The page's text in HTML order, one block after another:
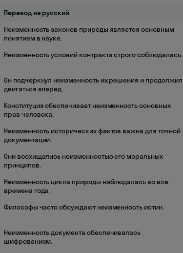
Перевод на русский
Неизменность законов природы является основным
понятием в науке.
Неизменность условий контракта строго соблюдалась.
Он подчеркнул неизменность их решения и продолжил
двигаться вперед.
Конституция обеспечивает неизменность основных
прав человека.
Неизменность исторических фактов важна для точной
документации.
Они восхищались неизменностью его моральных
принципов.
Неизменность цикла природы наблюдалась во все
времена года.
Философы часто обсуждают неизменность истин.
Неизменность документа обеспечивалась
шифрованием.